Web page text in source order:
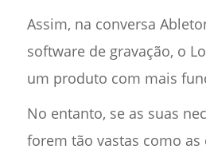
Assim, na conversa
software de gravação, o
um produto com mais
No entanto, se as suas
forem tão vastas como as